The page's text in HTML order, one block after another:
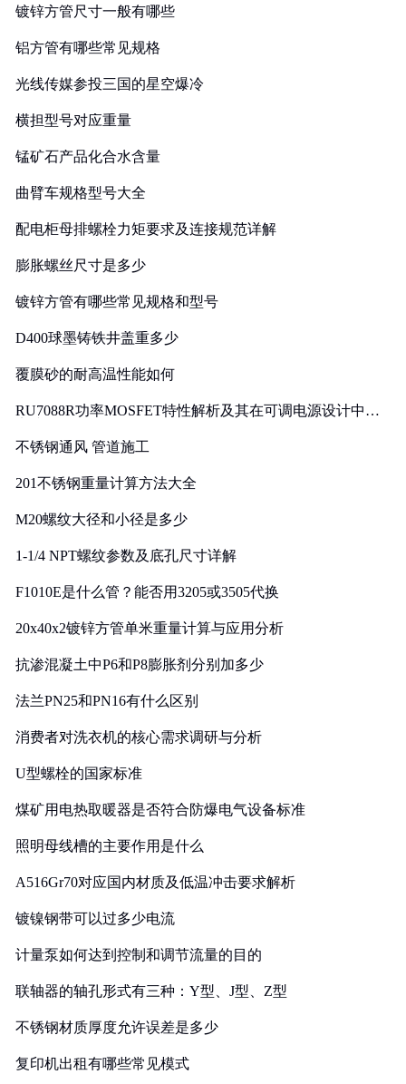
镀锌方管尺寸一般有哪些
铝方管有哪些常见规格
光线传媒参投三国的星空爆冷
横担型号对应重量
锰矿石产品化合水含量
曲臂车规格型号大全
配电柜母排螺栓力矩要求及连接规范详解
膨胀螺丝尺寸是多少
镀锌方管有哪些常见规格和型号
D400球墨铸铁井盖重多少
覆膜砂的耐高温性能如何
RU7088R功率MOSFET特性解析及其在可调电源设计中的
不锈钢通风 管道施工
201不锈钢重量计算方法大全
M20螺纹大径和小径是多少
1-1/4 NPT螺纹参数及底孔尺寸详解
F1010E是什么管？能否用3205或3505代换
20x40x2镀锌方管单米重量计算与应用分析
抗渗混凝土中P6和P8膨胀剂分别加多少
法兰PN25和PN16有什么区别
消费者对洗衣机的核心需求调研与分析
U型螺栓的国家标准
煤矿用电热取暖器是否符合防爆电气设备标准
照明母线槽的主要作用是什么
A516Gr70对应国内材质及低温冲击要求解析
镀镍钢带可以过多少电流
计量泵如何达到控制和调节流量的目的
联轴器的轴孔形式有三种：Y型、J型、Z型
不锈钢材质厚度允许误差是多少
复印机出租有哪些常见模式